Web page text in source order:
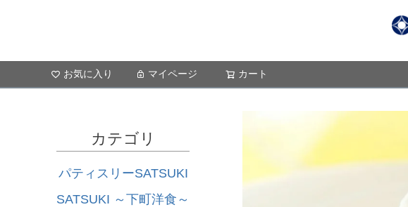
お気に入り マイページ カート
カテゴリ
パティスリーSATSUKI
SATSUKI ～下町洋食～